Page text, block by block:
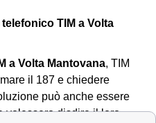
TIM a Volta
a Volta Mantovana, TIM
il 187 e chiedere
può anche essere
volessero disdire il loro